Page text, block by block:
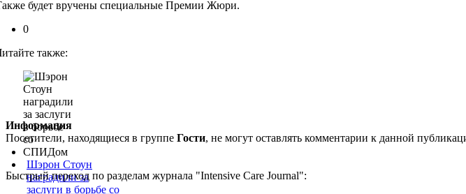
будет вручены специальные Премии Жюри.
0
также:
Шэрон Стоун
наградили за
заслуги в борьбе со
Информация
Посетители, находящиеся в группе Гости, не могут оставлять комментарии к данной
Быстрый переход по разделам журнала "Intensive Care Journal":